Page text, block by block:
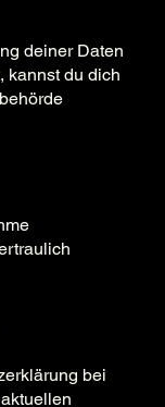
deiner Daten
kannst du dich
bei